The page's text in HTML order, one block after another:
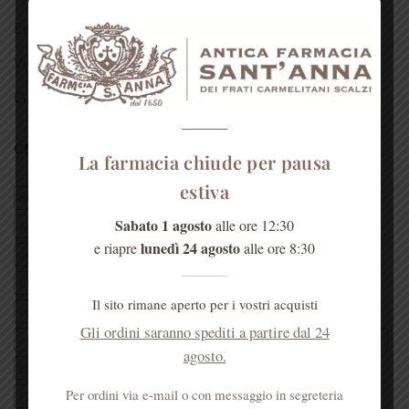
Video
Curiosità
CERCA PER TAG ARTICOLI
antica farmacia monastica
Antica Farmacia Sant'Anna
Antica Farmacia Sant'Anna Genova
anticafarmaciasantannagenova
antica farmacia s’Anna
cosa fare a genova
eleuterococco
erba officinale
erboristeria
erboristeria dei frati erboristeria Genova
farmacia dei frati
farmacia Genova
Farmacia S’Anna
frate Ezio Genova
genovamorethanthis
La farmacia chiude per pausa
estiva
Sabato 1 agostoalle ore 12:30
e riaprelunedì 24 agostoalle ore 8:30
Il sito rimane aperto per i vostri acquisti
Gli ordini saranno spediti a partire dal 24
agosto.
Per ordini via e-mail o con messaggio in segreteria